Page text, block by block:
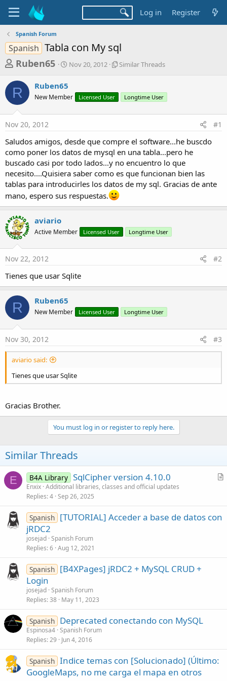
Log in Register
Spanish Forum
Spanish Tabla con My sql
T
r
e
a
d
s
t
a
r
t
e
r
Ruben65
S
t
a
Nov 20, 2012
S
r
r
e
a
d
Similar Threads
R Ruben65
New Member Licensed User Longtime User
Nov 20, 2012 #1
Saludos amigos, desde que compre el software...he buscdo
como poner los datos de mysql en una tabla...pero he
buscado casi por todo lados...y no encuentro lo que
necesito....Quisiera saber como es que funcionan bien las
tablas para introducirles los datos de my sql. Gracias de ante
mano, espero sus respuestas.
aviario
Active Member Licensed User Longtime User
Nov 22, 2012 #2
Tienes que usar Sqlite
R Ruben65
New Member Licensed User Longtime User
Nov 30, 2012 #3
aviario said:
Tienes que usar Sqlite
Gracias Brother.
You must log in or register to reply here.
Similar Threads
E
A
B4A Library SqlCipher version 4.10.0
Enxix Additional libraries, classes and official updates
Replies 4 Sep 26, 2025
Spanish [TUTORIAL] Acceder a base de datos con
jRDC2
josejad Spanish Forum
Replies 6 Aug 12, 2021
Spanish [B4XPages] jRDC2 + MySQL CRUD +
Login
josejad Spanish Forum
Replies 38 May 11, 2023
Spanish Deprecated conectando con MySQL
Espinosa4 Spanish Forum
Replies 29 Jun 4, 2016
Spanish Indice temas con [Solucionado] (Último:
GoogleMaps, no me carga el mapa en otros